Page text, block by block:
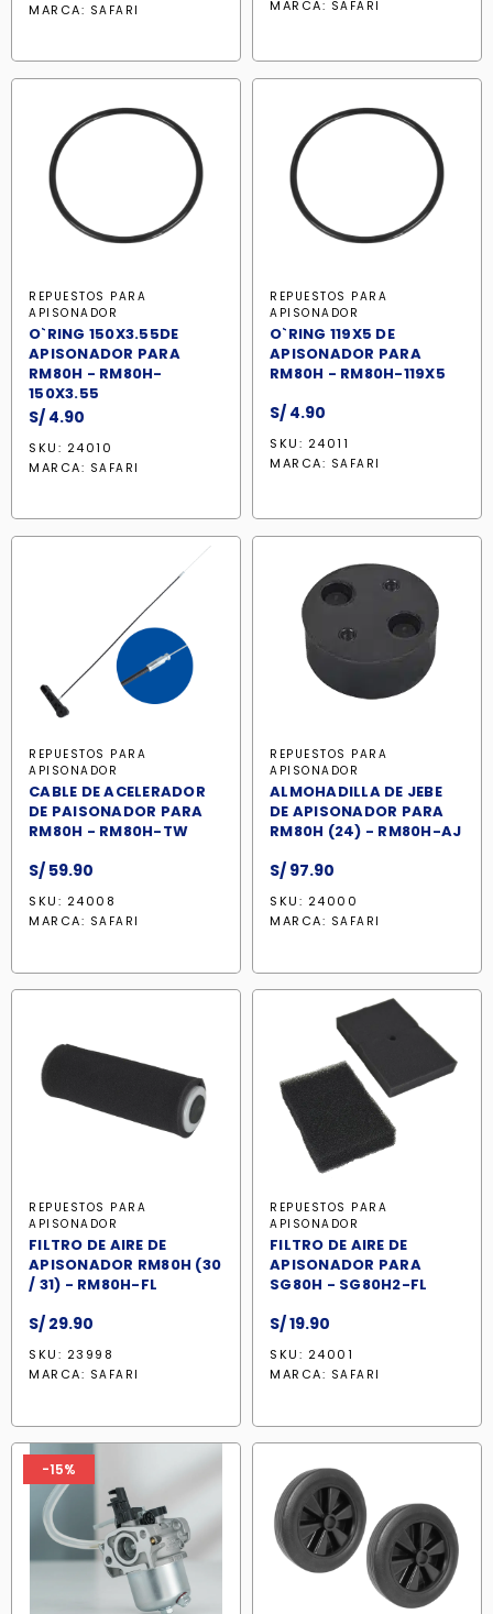
MARCA: SAFARI MARCA: SAFARI
REPUESTOS PARA
APISONADOR
O`RING 150X3.55DE
APISONADOR PARA
RM80H - RM80H-
150X3.55
S/ 4.90
SKU: 24010
MARCA: SAFARI
REPUESTOS PARA
APISONADOR
O`RING 119X5 DE
APISONADOR PARA
RM80H - RM80H-119X5
S/ 4.90
SKU: 24011
MARCA: SAFARI
REPUESTOS PARA
APISONADOR
CABLE DE ACELERADOR
DE PAISONADOR PARA
RM80H - RM80H-TW
S/ 59.90
SKU: 24008
MARCA: SAFARI
REPUESTOS PARA
APISONADOR
ALMOHADILLA DE JEBE
DE APISONADOR PARA
RM80H (24) - RM80H-AJ
S/ 97.90
SKU: 24000
MARCA: SAFARI
REPUESTOS PARA
APISONADOR
FILTRO DE AIRE DE
APISONADOR RM80H (30
/ 31) - RM80H-FL
S/ 29.90
SKU: 23998
MARCA: SAFARI
REPUESTOS PARA
APISONADOR
FILTRO DE AIRE DE
APISONADOR PARA
SG80H - SG80H2-FL
S/19.90
SKU: 24001
MARCA: SAFARI
-15%